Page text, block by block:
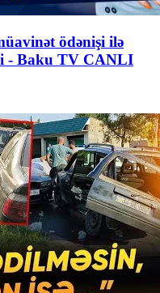
ödənişi ilə
- Baku TV CANLI